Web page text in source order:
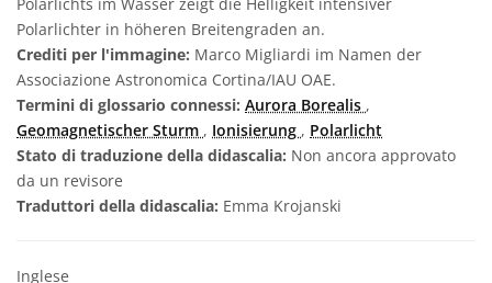
Polarlichter in höheren Breitengraden an.
Crediti per l'immagine: Marco Migliardi im Namen der
Associazione Astronomica Cortina/IAU OAE.
Termini di glossario connessi: Aurora Borealis ,
Geomagnetischer Sturm , Ionisierung , Polarlicht
Stato di traduzione della didascalia: Non ancora approvato
da un revisore
Traduttori della didascalia: Emma Krojanski
Inglese